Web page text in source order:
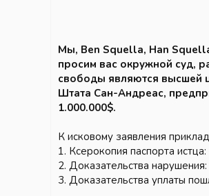
Мы, Ben Squella, Han
просим вас окружной суд,
свободы являются высшей
Штата Сан-Андреас,
1.000.000$.
К исковому заявления
1. Ксерокопия паспорта истца:
2. Доказательства нарушения:
3. Доказательства уплаты